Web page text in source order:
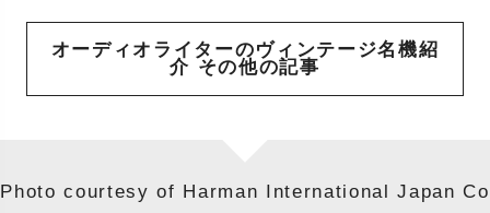
オーディオライターのヴィンテージ名機紹
介 その他の記事
Photo courtesy of Harman International Japan Co